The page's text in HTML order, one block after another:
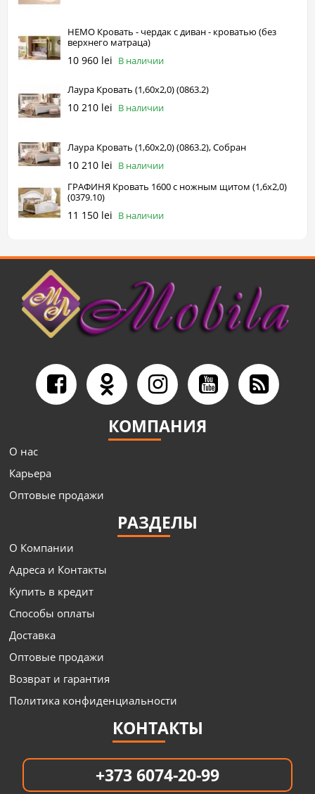
НЕМО Кровать - чердак с диван - кроватью (без
верхнего матраца)
10 960 lei В наличии
Лаура Кровать (1,60х2,0) (0863.2)
10 210 lei В наличии
Лаура Кровать (1,60х2,0) (0863.2), Собран
10 210 lei В наличии
ГРАФИНЯ Кровать 1600 с ножным щитом (1,6х2,0)
(0379.10)
11 150 lei В наличии
КОМПАНИЯ
О нас
Карьера
Оптовые продажи
РАЗДЕЛЫ
О Компании
Адреса и Контакты
Купить в кредит
Способы оплаты
Доставка
Оптовые продажи
Возврат и гарантия
Политика конфиденциальности
КОНТАКТЫ
+373 6074-20-99